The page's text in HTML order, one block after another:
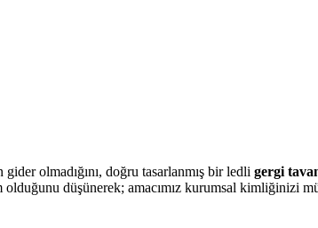
olmadığını, doğru tasarlanmış bir ledli gergi
düşünerek; amacımız kurumsal kimliğinizi